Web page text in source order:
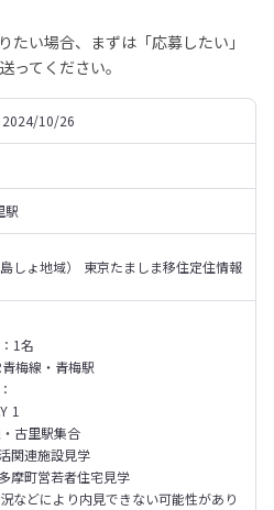
い場合、まずは「応募したい」
ってください。
10/26
駅
しょ地域） 東京たましま移住定住情報
1名
梅線・青梅駅
1
古里駅集合
関連施設見学
摩町営若者住宅見学
などにより内見できない可能性があり